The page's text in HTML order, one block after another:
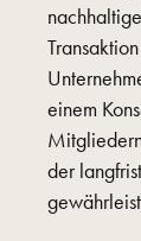
einem
der